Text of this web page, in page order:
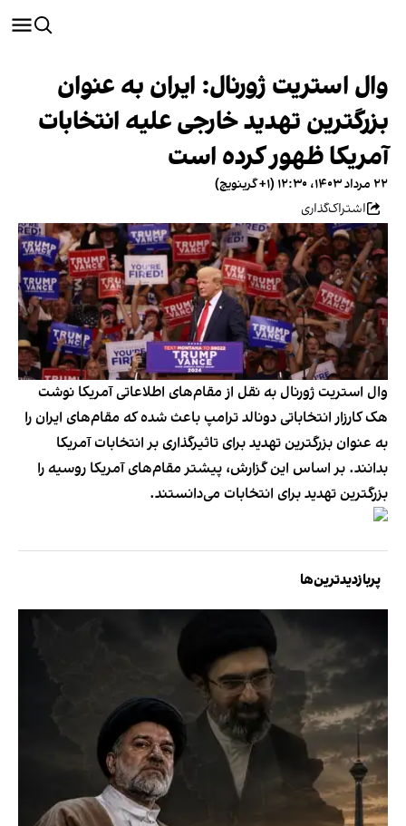
وال استریت ژورنال: ایران به عنوان
بزرگترین تهدید خارجی علیه انتخابات
آمریکا ظهور کرده است
۲۲ مرداد ۱۴۰۳، ۱۲:۳۰ (‎+۱ گرینویچ)
اشتراک‌گذاری
وال استریت ژورنال به نقل از مقام‌های اطلاعاتی آمریکا نوشت
هک کارزار انتخاباتی دونالد ترامپ باعث شده که مقام‌های ایران را
به عنوان بزرگترین تهدید برای تاثیرگذاری بر انتخابات آمریکا
بدانند. بر اساس این گزارش، پیشتر مقام‌های آمریکا روسیه را
بزرگترین تهدید برای انتخابات می‌دانستند.
پربازدیدترین‌ها